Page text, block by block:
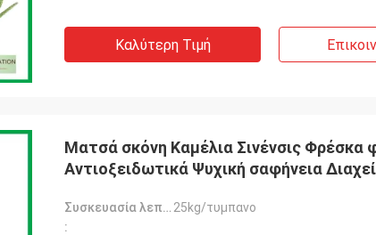
Καλύτερη Τιμή
Ματσά σκόνη Καμέλια Σινένσις Φρέσκα
Αντιοξειδωτικά Ψυχική σαφήνεια
Συσκευασία λεπτομέρειες: 25kg/τυμπανο
: